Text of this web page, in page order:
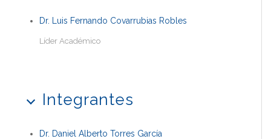
Dr. Luis Fernando Covarrubias Robles
Líder Académico
Integrantes
Dr. Daniel Alberto Torres García